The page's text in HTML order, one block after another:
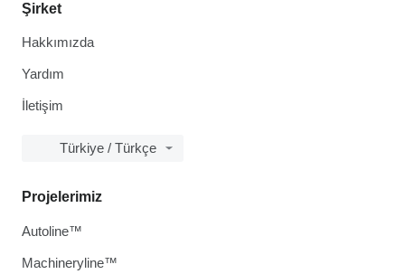
Şirket
Hakkımızda
Yardım
İletişim
Türkiye / Türkçe
Projelerimiz
Autoline™
Machineryline™